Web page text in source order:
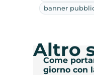
banner
Come
giorno con
Altro